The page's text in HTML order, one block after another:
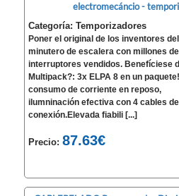
electromecáncio -
Categoría: Temporizadores
Poner el original de los inventores del
minutero de escalera con millones de
interruptores vendidos. Benefíciese
Multipack?: 3x ELPA 8 en un
consumo de corriente en reposo,
ilumninación efectiva con 4 cables de
conexión.Elevada fiabili [...]
Precio:87.63€